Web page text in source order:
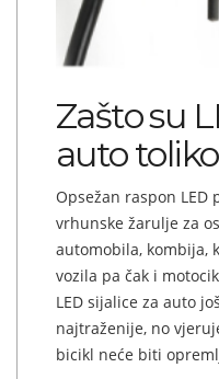
Zašto su
auto
Opsežan raspon
vrhunske žarulje za
automobila, kombija,
vozila pa čak i
LED sijalice za auto
najtraženije, no
bicikl neće biti